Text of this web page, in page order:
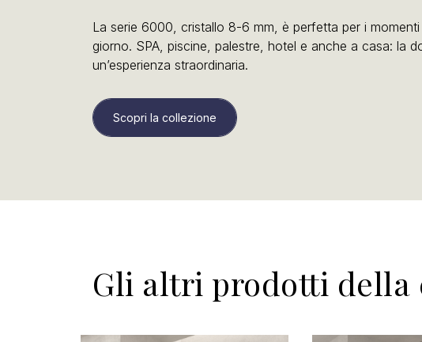
La serie 6000, cristallo 8-6 mm, è perfetta per i
giorno. SPA, piscine, palestre, hotel e anche a casa: la
un’esperienza straordinaria.
Scopri la collezione
Gli altri prodotti della